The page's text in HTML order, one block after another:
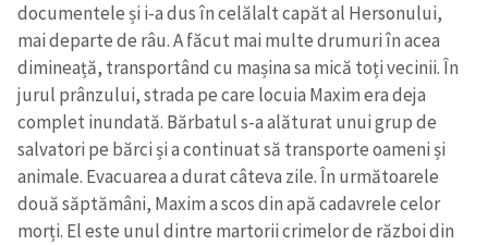
documentele și i-a dus în celălalt capăt al Hersonului,
mai departe de râu. A făcut mai multe drumuri în acea
dimineață, transportând cu mașina sa mică toți vecinii. În
jurul prânzului, strada pe care locuia Maxim era deja
complet inundată. Bărbatul s-a alăturat unui grup de
salvatori pe bărci și a continuat să transporte oameni și
animale. Evacuarea a durat câteva zile. În următoarele
două săptămâni, Maxim a scos din apă cadavrele celor
morți. El este unul dintre martorii crimelor de război din